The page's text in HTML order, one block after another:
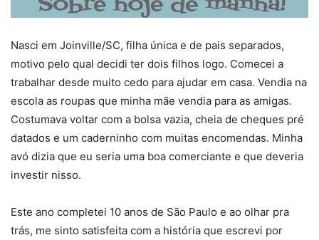
Nasci em Joinville/SC, filha única e de pais separados,
motivo pelo qual decidi ter dois filhos logo. Comecei a
trabalhar desde muito cedo para ajudar em casa. Vendia na
escola as roupas que minha mãe vendia para as amigas.
Costumava voltar com a bolsa vazia, cheia de cheques pré
datados e um caderninho com muitas encomendas. Minha
avó dizia que eu seria uma boa comerciante e que deveria
investir nisso.
Este ano completei 10 anos de São Paulo e ao olhar pra
trás, me sinto satisfeita com a história que escrevi por